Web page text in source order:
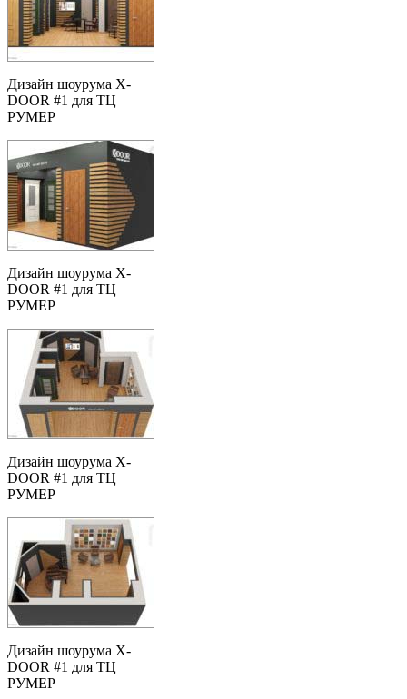
Дизайн шоурума X-
DOOR #1 для ТЦ
РУМЕР
Дизайн шоурума X-
DOOR #1 для ТЦ
РУМЕР
Дизайн шоурума X-
DOOR #1 для ТЦ
РУМЕР
Дизайн шоурума X-
DOOR #1 для ТЦ
РУМЕР